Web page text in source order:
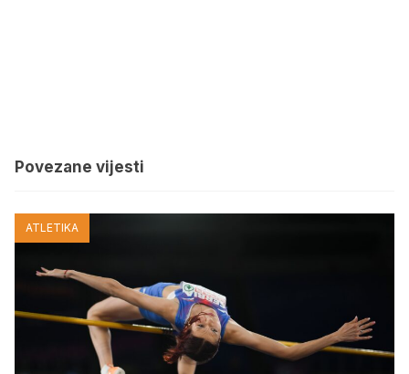
Povezane vijesti
ATLETIKA